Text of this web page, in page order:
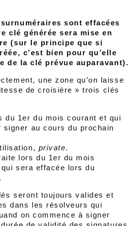
sont effacées
clé générée sera mise en
(sur le principe que si
c’est bien pour qu’elle
de la clé prévue auparavant).
une zone qu’on laisse
de croisière » trois clés
du 1er du mois courant et qui
signer au cours du prochain
private.
lors du 1er du mois
sera effacée lors du
.
seront toujours valides et
dans les résolveurs qui
on commence à signer